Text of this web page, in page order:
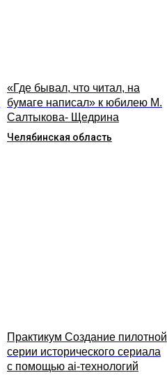
«Где бывал, что читал, на
бумаге написал» к юбилею М.
Салтыкова- Щедрина
Челябинская область
Практикум Создание пилотной
серии исторического сериала
с помощью ai-технологий